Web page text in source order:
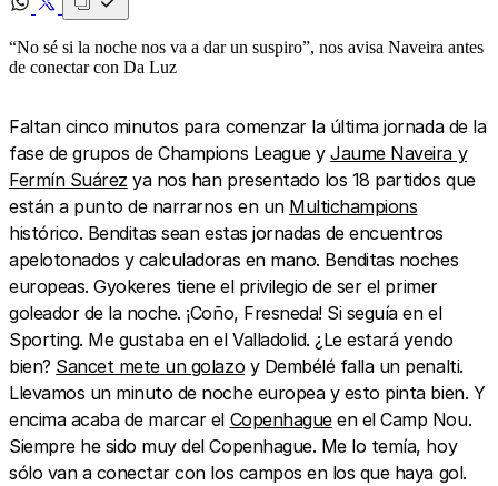
“No sé si la noche nos va a dar un suspiro”, nos avisa Naveira antes
de conectar con Da Luz
Faltan cinco minutos para comenzar la última jornada de la
fase de grupos de Champions League yJaume Naveira y
Fermín Suárez ya nos han presentado los 18 partidos que
están a punto de narrarnos en un Multichampions
histórico. Benditas sean estas jornadas de encuentros
apelotonados y calculadoras en mano. Benditas noches
europeas. Gyokeres tiene el privilegio de ser el primer
goleador de la noche. ¡Coño, Fresneda! Si seguía en el
Sporting. Me gustaba en el Valladolid. ¿Le estará yendo
bien? Sancet mete un golazo y Dembélé falla un penalti.
Llevamos un minuto de noche europea y esto pinta bien. Y
encima acaba de marcar el Copenhagueen el Camp Nou.
Siempre he sido muy del Copenhague. Me lo temía, hoy
sólo van a conectar con los campos en los que haya gol.